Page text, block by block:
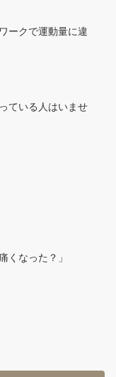
ークで運動量に違
ている人はいませ
くなった？」